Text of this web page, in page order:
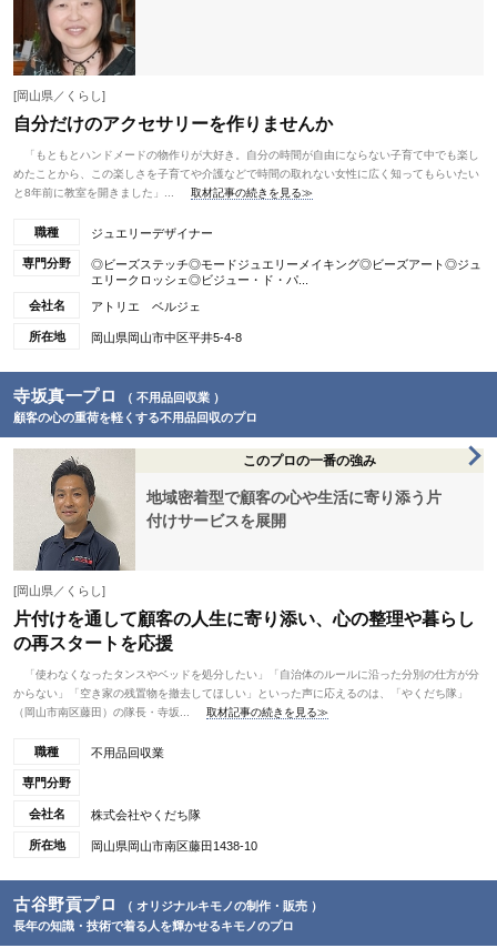
[岡山県／くらし]
自分だけのアクセサリーを作りませんか
「もともとハンドメードの物作りが大好き。自分の時間が自由にならない子育て中でも楽し
めたことから、この楽しさを子育てや介護などで時間の取れない女性に広く知ってもらいたい
と8年前に教室を開きました」...
取材記事の続きを見る≫
職種 ジュエリーデザイナー
専門分野
◎ビーズステッチ◎モードジュエリーメイキング◎ビーズアート◎ジュ
エリークロッシェ◎ビジュー・ド・パ...
会社名
アトリエ ベルジェ
所在地 岡山県岡山市中区平井5-4-8
寺坂真一プロ
（ 不用品回収業 ）
顧客の心の重荷を軽くする不用品回収のプロ
このプロの一番の強み
地域密着型で顧客の心や生活に寄り添う片
付けサービスを展開
[岡山県／くらし]
片付けを通して顧客の人生に寄り添い、心の整理や暮らし
の再スタートを応援
「使わなくなったタンスやベッドを処分したい」「自治体のルールに沿った分別の仕方が分
からない」「空き家の残置物を撤去してほしい」といった声に応えるのは、「やくだち隊」
（岡山市南区藤田）の隊長・寺坂...
取材記事の続きを見る≫
職種 不用品回収業
専門分野
会社名 株式会社やくだち隊
所在地 岡山県岡山市南区藤田1438-10
古谷野貢プロ
（ オリジナルキモノの制作・販売 ）
長年の知識・技術で着る人を輝かせるキモノのプロ